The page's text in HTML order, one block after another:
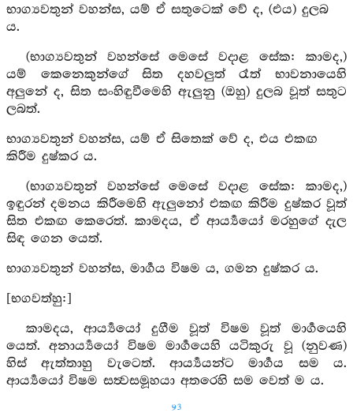
භාග්‍යවතුන් වහන්ස, යම් ඒ සතුටෙක් වේ ද, (එය) දුලබ
ය.
(භාග්‍යවතුන් වහන්සේ මෙසේ වදාළ සේක: කාමද,)
යම් කෙනෙකුන්ගේ සිත දහවලුත් රෑත් භාවනායෙහි
අලුනේ ද, සිත සංහිඳුවීමෙහි ඇලුනු (ඔහු) දුලබ වූත් සතුට
ලබත්.
භාග්‍යවතුන් වහන්ස, යම් ඒ සිතෙක් වේ ද, එය එකඟ
කිරීම දුෂ්කර ය.
(භාග්‍යවතුන් වහන්සේ මෙසේ වදාළ සේක: කාමද,)
ඉඳුරන් දමනය කිරීමෙහි ඇලුනෝ එකඟ කිරීම දුෂ්කර වූත්
සිත එකඟ කෙරෙත්. කාමදය, ඒ ආර්‍ය්‍යයෝ මරහුගේ දැල
සිඳ ගෙන යෙත්.
භාග්‍යවතුන් වහන්ස, මාර්‍ගය විෂම ය, ගමන දුෂ්කර ය.
[භගවත්හු:]
කාමදය, ආර්‍ය්‍යයෝ දුගීම වූත් විෂම වූත් මාර්‍ගයෙහි
යෙත්. අනාර්‍ය්‍යයෝ විෂම මාර්‍ගයෙහි යටිකුරු වූ (නුවණ)
හිස් ඇත්තාහු වැටෙත්. ආර්‍ය්‍යයන්ට මාර්‍ගය සම ය.
ආර්‍ය්‍යයෝ විෂම සත්‍වසමූහයා අතරෙහි සම වෙත් ම ය.
93